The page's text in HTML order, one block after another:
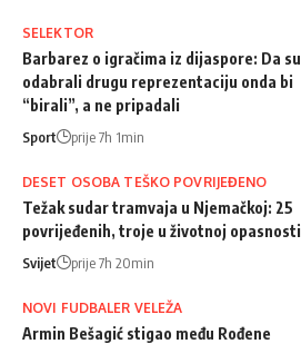
SELEKTOR
Barbarez o igračima iz dijaspore: Da su
odabrali drugu reprezentaciju onda bi
“birali”, a ne pripadali
Sport prije 7h 1min
DESET OSOBA TEŠKO POVRIJEĐENO
Težak sudar tramvaja u Njemačkoj: 25
povrijeđenih, troje u životnoj opasnosti
Svijet prije 7h 20min
NOVI FUDBALER VELEŽA
Armin Bešagić stigao među Rođene